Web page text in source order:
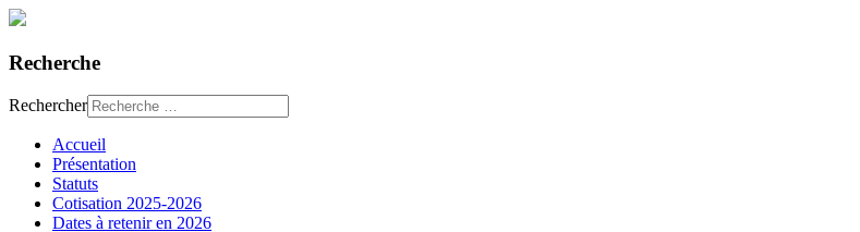
Recherche
Rechercher
Accueil
Présentation
Statuts
Cotisation 2025-2026
Dates à retenir en 2026